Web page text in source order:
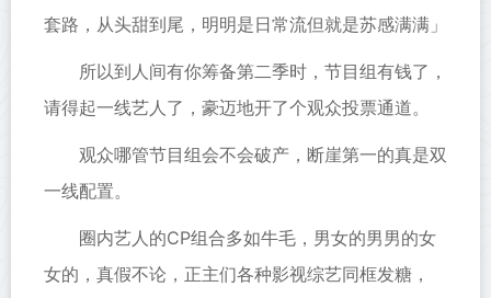
套路，从头甜到尾，明明是日常流但就是苏感满满」
所以到人间有你筹备第二季时，节目组有钱了，
请得起一线艺人了，豪迈地开了个观众投票通道。
观众哪管节目组会不会破产，断崖第一的真是双
一线配置。
圈内艺人的CP组合多如牛毛，男女的男男的女
女的，真假不论，正主们各种影视综艺同框发糖，